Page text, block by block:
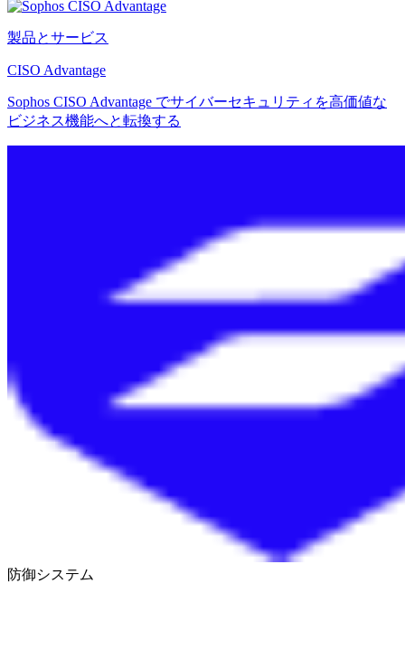
製品とサービス
CISO Advantage
Sophos CISO Advantage でサイバーセキュリティを高価値な
ビジネス機能へと転換する
防御システム